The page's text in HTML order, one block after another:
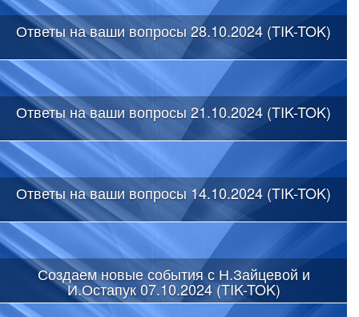
Ответы на ваши вопросы 28.10.2024 (TIK-TOK)
Ответы на ваши вопросы 21.10.2024 (TIK-TOK)
Ответы на ваши вопросы 14.10.2024 (TIK-TOK)
Создаем новые события с Н.Зайцевой и
И.Остапук 07.10.2024 (TIK-TOK)